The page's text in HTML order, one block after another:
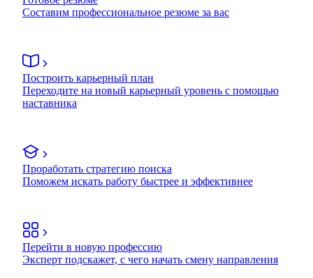
Составим профессиональное резюме за вас
Построить карьерный план
Переходите на новый карьерный уровень с помощью
наставника
Проработать стратегию поиска
Поможем искать работу быстрее и эффективнее
Перейти в новую профессию
Эксперт подскажет, с чего начать смену направления